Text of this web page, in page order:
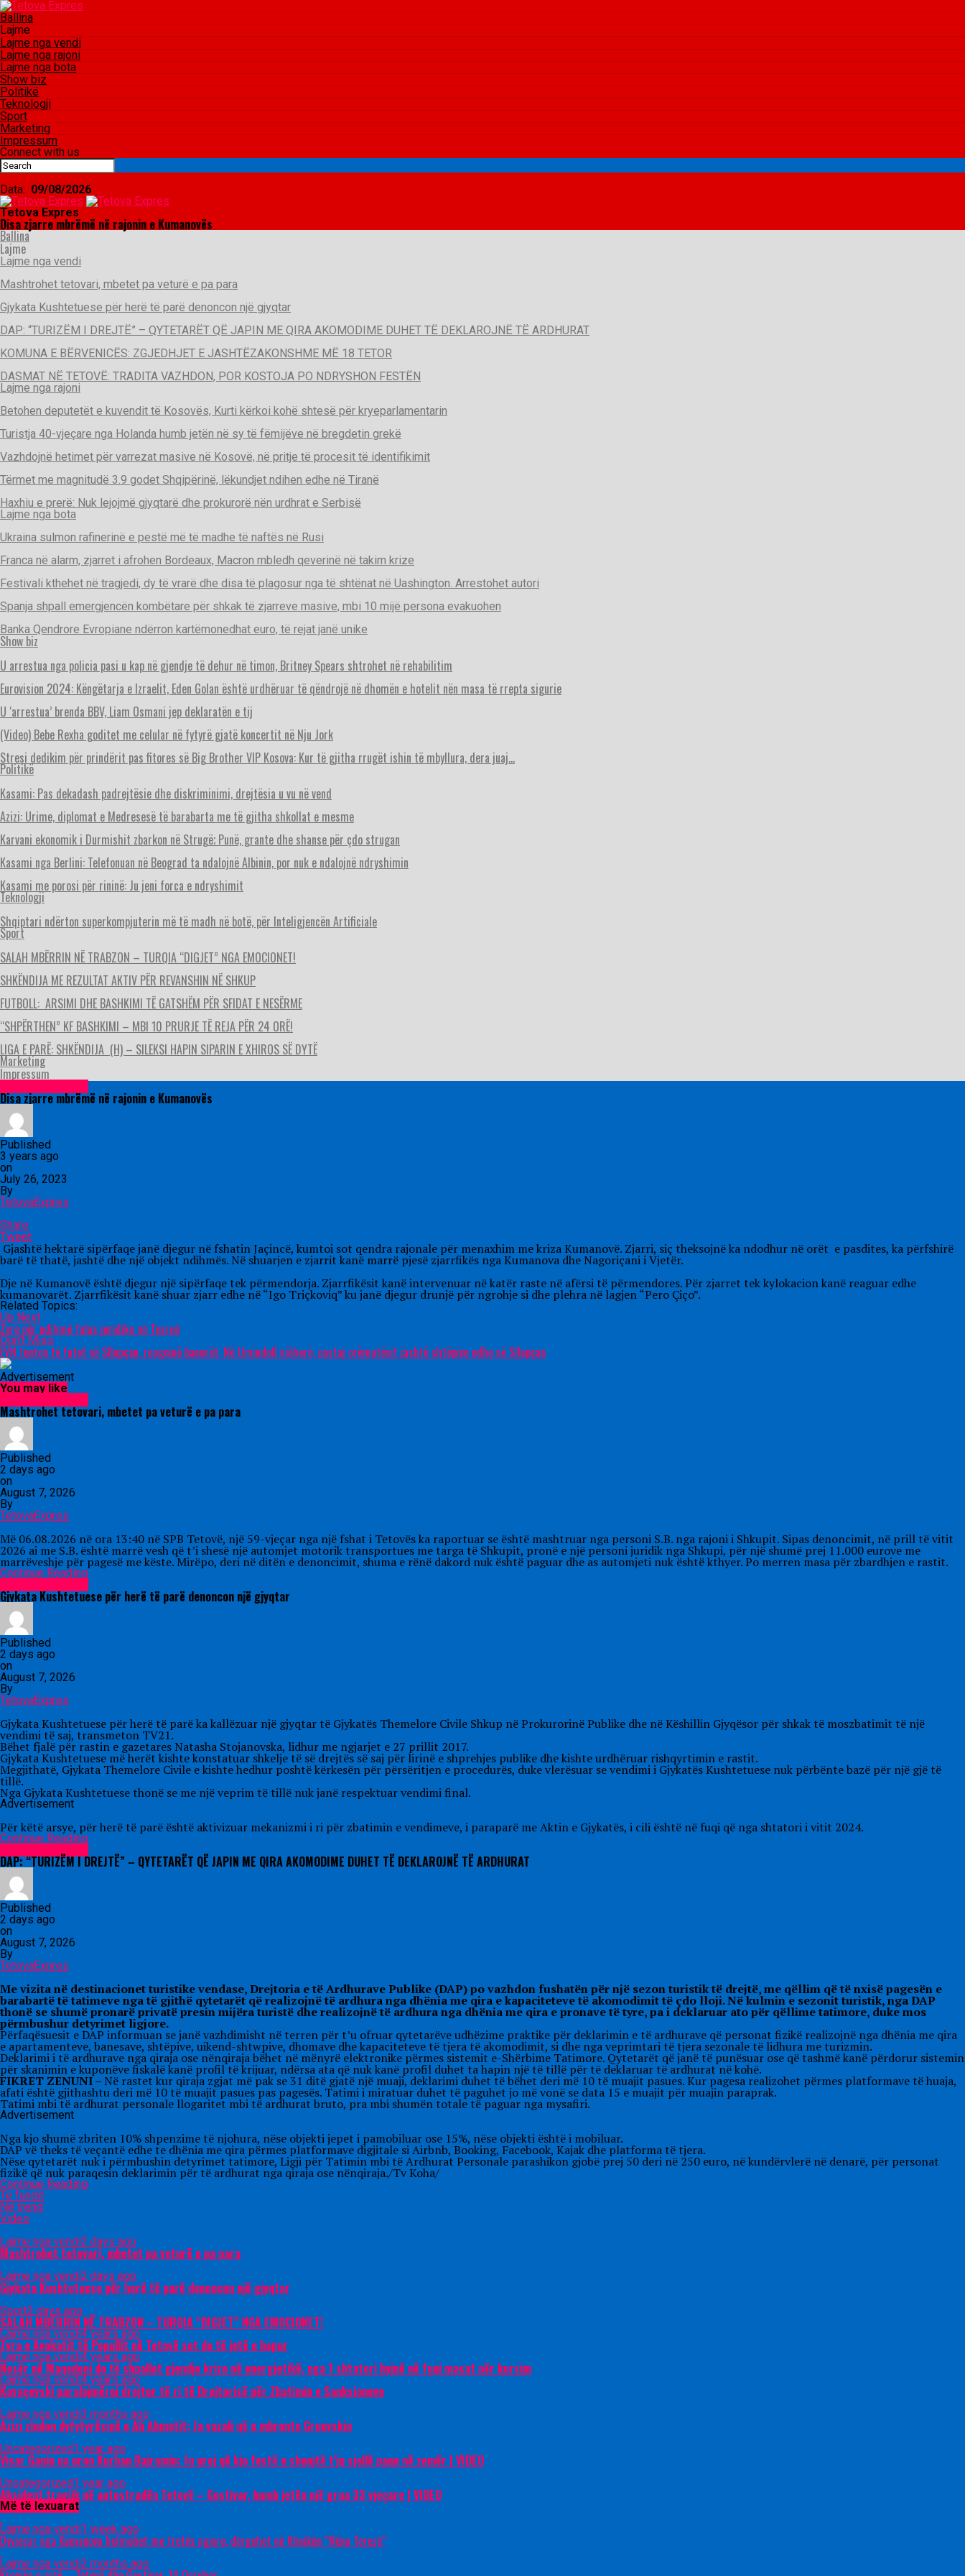
Ballina
Lajme
Lajme nga vendi
Lajme nga rajoni
Lajme nga bota
Show biz
Politikë
Teknologji
Sport
Marketing
Impressum
Connect with us
Data: 09/08/2026
Tetova Expres
Disa zjarre mbrëmë në rajonin e Kumanovës
Ballina
Lajme
Lajme nga vendi
Mashtrohet tetovari, mbetet pa veturë e pa para
Gjykata Kushtetuese për herë të parë denoncon një gjyqtar
DAP: “TURIZËM I DREJTË” – QYTETARËT QË JAPIN ME QIRA AKOMODIME DUHET TË DEKLAROJNË TË ARDHURAT
KOMUNA E BËRVENICËS: ZGJEDHJET E JASHTËZAKONSHME MË 18 TETOR
DASMAT NË TETOVË: TRADITA VAZHDON, POR KOSTOJA PO NDRYSHON FESTËN
Lajme nga rajoni
Betohen deputetët e kuvendit të Kosovës, Kurti kërkoi kohë shtesë për kryeparlamentarin
Turistja 40-vjeçare nga Holanda humb jetën në sy të fëmijëve në bregdetin grekë
Vazhdojnë hetimet për varrezat masive në Kosovë, në pritje të procesit të identifikimit
Tërmet me magnitudë 3.9 godet Shqipërinë, lëkundjet ndihen edhe në Tiranë
Haxhiu e prerë: Nuk lejojmë gjyqtarë dhe prokurorë nën urdhrat e Serbisë
Lajme nga bota
Ukraina sulmon rafinerinë e pestë më të madhe të naftës në Rusi
Franca në alarm, zjarret i afrohen Bordeaux, Macron mbledh qeverinë në takim krize
Festivali kthehet në tragjedi, dy të vrarë dhe disa të plagosur nga të shtënat në Uashington. Arrestohet autori
Spanja shpall emergjencën kombëtare për shkak të zjarreve masive, mbi 10 mijë persona evakuohen
Banka Qendrore Evropiane ndërron kartëmonedhat euro, të rejat janë unike
Show biz
U arrestua nga policia pasi u kap në gjendje të dehur në timon, Britney Spears shtrohet në rehabilitim
Eurovision 2024: Këngëtarja e Izraelit, Eden Golan është urdhëruar të qëndrojë në dhomën e hotelit nën masa të rrepta sigurie
U ‘arrestua’ brenda BBV, Liam Osmani jep deklaratën e tij
(Video) Bebe Rexha goditet me celular në fytyrë gjatë koncertit në Nju Jork
Stresi dedikim për prindërit pas fitores së Big Brother VIP Kosova: Kur të gjitha rrugët ishin të mbyllura, dera juaj…
Politikë
Kasami: Pas dekadash padrejtësie dhe diskriminimi, drejtësia u vu në vend
Azizi: Urime, diplomat e Medresesë të barabarta me të gjitha shkollat e mesme
Karvani ekonomik i Durmishit zbarkon në Strugë; Punë, grante dhe shanse për çdo strugan
Kasami nga Berlini: Telefonuan në Beograd ta ndalojnë Albinin, por nuk e ndalojnë ndryshimin
Kasami me porosi për rininë: Ju jeni forca e ndryshimit
Teknologji
Shqiptari ndërton superkompjuterin më të madh në botë, për Inteligjencën Artificiale
Sport
SALAH MBËRRIN NË TRABZON – TURQIA “DIGJET” NGA EMOCIONET!
SHKËNDIJA ME REZULTAT AKTIV PËR REVANSHIN NË SHKUP
FUTBOLL: ARSIMI DHE BASHKIMI TË GATSHËM PËR SFIDAT E NESËRME
“SHPËRTHEN” KF BASHKIMI – MBI 10 PRURJE TË REJA PËR 24 ORË!
LIGA E PARË: SHKËNDIJA (H) – SILEKSI HAPIN SIPARIN E XHIROS SË DYTË
Marketing
Impressum
Disa zjarre mbrëmë në rajonin e Kumanovës
Published
3 years ago
on
July 26, 2023
By
TetovaExpres
Share
Tweet
Gjashtë hektarë sipërfaqe janë djegur në fshatin Jaçincë, kumtoi sot qendra rajonale për menaxhim me kriza Kumanovë. Zjarri, siç theksojnë ka ndodhur në orët e pasdites, ka përfshirë
barë të thatë, jashtë dhe një objekt ndihmës. Në shuarjen e zjarrit kanë marrë pjesë zjarrfikës nga Kumanova dhe Nagoriçani i Vjetër.
Dje në Kumanovë është djegur një sipërfaqe tek përmendorja. Zjarrfikësit kanë intervenuar në katër raste në afërsi të përmendores. Për zjarret tek kylokacion kanë reaguar edhe
kumanovarët. Zjarrfikësit kanë shuar zjarr edhe në “Igo Triçkoviq” ku janë djegur drunjë për ngrohje si dhe plehra në lagjen “Pero Çiço”.
Related Topics:
Up Next
Zyre për ndihmë falas juridike në Tearcë
Don't Miss
EVN tenton të futet në Sllupçan, reagojnë banorët: Në Umindoll njëherë, pastaj orëmatësit jashtë shtëpive edhe në Sllupçan
Advertisement
You may like
Mashtrohet tetovari, mbetet pa veturë e pa para
Published
2 days ago
on
August 7, 2026
By
TetovaExpres
Më 06.08.2026 në ora 13:40 në SPB Tetovë, një 59-vjeçar nga një fshat i Tetovës ka raportuar se është mashtruar nga personi S.B. nga rajoni i Shkupit. Sipas denoncimit, në prill të vitit
2026 ai me S.B. është marrë vesh që t’i shesë një automjet motorik transportues me targa të Shkupit, pronë e një personi juridik nga Shkupi, për një shumë prej 11.000 eurove me
marrëveshje për pagesë me këste. Mirëpo, deri në ditën e denoncimit, shuma e rënë dakord nuk është paguar dhe as automjeti nuk është kthyer. Po merren masa për zbardhjen e rastit.
Continue Reading
Gjykata Kushtetuese për herë të parë denoncon një gjyqtar
Published
2 days ago
on
August 7, 2026
By
TetovaExpres
Gjykata Kushtetuese për herë të parë ka kallëzuar një gjyqtar të Gjykatës Themelore Civile Shkup në Prokurorinë Publike dhe në Këshillin Gjyqësor për shkak të moszbatimit të një
vendimi të saj, transmeton TV21.
Bëhet fjalë për rastin e gazetares Natasha Stojanovska, lidhur me ngjarjet e 27 prillit 2017.
Gjykata Kushtetuese më herët kishte konstatuar shkelje të së drejtës së saj për lirinë e shprehjes publike dhe kishte urdhëruar rishqyrtimin e rastit.
Megjithatë, Gjykata Themelore Civile e kishte hedhur poshtë kërkesën për përsëritjen e procedurës, duke vlerësuar se vendimi i Gjykatës Kushtetuese nuk përbënte bazë për një gjë të
tillë.
Nga Gjykata Kushtetuese thonë se me një veprim të tillë nuk janë respektuar vendimi final.
Advertisement
Për këtë arsye, për herë të parë është aktivizuar mekanizmi i ri për zbatimin e vendimeve, i paraparë me Aktin e Gjykatës, i cili është në fuqi që nga shtatori i vitit 2024.
Continue Reading
DAP: “TURIZËM I DREJTË” – QYTETARËT QË JAPIN ME QIRA AKOMODIME DUHET TË DEKLAROJNË TË ARDHURAT
Published
2 days ago
on
August 7, 2026
By
TetovaExpres
Me vizita në destinacionet turistike vendase, Drejtoria e të Ardhurave Publike (DAP) po vazhdon fushatën për një sezon turistik të drejtë, me qëllim që të nxisë pagesën e
barabartë të tatimeve nga të gjithë qytetarët që realizojnë të ardhura nga dhënia me qira e kapaciteteve të akomodimit të çdo lloji. Në kulmin e sezonit turistik, nga DAP
thonë se shumë pronarë privatë presin mijëra turistë dhe realizojnë të ardhura nga dhënia me qira e pronave të tyre, pa i deklaruar ato për qëllime tatimore, duke mos
përmbushur detyrimet ligjore.
Përfaqësuesit e DAP informuan se janë vazhdimisht në terren për t’u ofruar qytetarëve udhëzime praktike për deklarimin e të ardhurave që personat fizikë realizojnë nga dhënia me qira
e apartamenteve, banesave, shtëpive, uikend-shtwpive, dhomave dhe kapaciteteve të tjera të akomodimit, si dhe nga veprimtari të tjera sezonale të lidhura me turizmin.
Deklarimi i të ardhurave nga qiraja ose nënqiraja bëhet në mënyrë elektronike përmes sistemit e-Shërbime Tatimore. Qytetarët që janë të punësuar ose që tashmë kanë përdorur sistemin
për skanimin e kuponëve fiskalë kanë profil të krijuar, ndërsa ata që nuk kanë profil duhet ta hapin një të tillë për të deklaruar të ardhurat në kohë.
FIKRET ZENUNI –Në rastet kur qiraja zgjat më pak se 31 ditë gjatë një muaji, deklarimi duhet të bëhet deri më 10 të muajit pasues. Kur pagesa realizohet përmes platformave të huaja,
afati është gjithashtu deri më 10 të muajit pasues pas pagesës. Tatimi i miratuar duhet të paguhet jo më vonë se data 15 e muajit për muajin paraprak.
Tatimi mbi të ardhurat personale llogaritet mbi të ardhurat bruto, pra mbi shumën totale të paguar nga mysafiri.
Advertisement
Nga kjo shumë zbriten 10% shpenzime të njohura, nëse objekti jepet i pamobiluar ose 15%, nëse objekti është i mobiluar.
DAP vë theks të veçantë edhe te dhënia me qira përmes platformave digjitale si Airbnb, Booking, Facebook, Kajak dhe platforma të tjera.
Nëse qytetarët nuk i përmbushin detyrimet tatimore, Ligji për Tatimin mbi të Ardhurat Personale parashikon gjobë prej 50 deri në 250 euro, në kundërvlerë në denarë, për personat
fizikë që nuk paraqesin deklarimin për të ardhurat nga qiraja ose nënqiraja./Tv Koha/
Continue Reading
Të fundit
Në trend
Video
Lajme nga vendi2 days ago
Mashtrohet tetovari, mbetet pa veturë e pa para
Lajme nga vendi2 days ago
Gjykata Kushtetuese për herë të parë denoncon një gjyqtar
Sport2 days ago
SALAH MBËRRIN NË TRABZON – TURQIA “DIGJET” NGA EMOCIONET!
Lajme nga vendi4 years ago
Zyra e Avokatit të Popullit në Tetovë sot do të jetë e hapur
Lajme nga vendi4 years ago
Nesër në Maqedoni do të shpallet gjendje krize në energjetikë, nga 1 shtatori hyjnë në fuqi masat për kursim
Lajme nga vendi4 years ago
Kovaçevski paralajmëroi drejtor të ri të Drejtorisë për Zbatimin e Sanksioneve
Lajme nga vendi3 months ago
Azizi zbulon dyfytyrësinë e Ali Ahmetit: Ja vazali që e mbronte Gruevskin
Uncategorized1 year ago
Visar Ganiu ua uron Kurban Bajramin: Ju uroj që kjo festë e shenjtë t’ju sjellë paqe në zemër | VIDEO
Uncategorized1 year ago
Aksident tragjik në autostradën Tetovë – Gostivar, humb jetën një grua 33 vjeçare | VIDEO
Më të lexuarat
Lajme nga vendi1 week ago
Dyvjeçar nga Kumanova helmohet me tretës ngjyre, dërgohet në Klinikën “Nëna Terezë”
Lajme nga vendi2 months ago